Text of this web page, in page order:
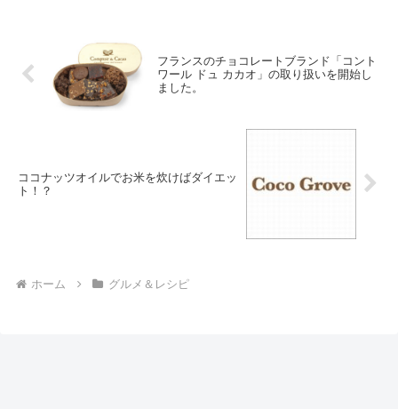
フランスのチョコレートブランド「コント
ワール ドュ カカオ」の取り扱いを開始し
ました。
ココナッツオイルでお米を炊けばダイエッ
ト！？
ホーム グルメ＆レシピ